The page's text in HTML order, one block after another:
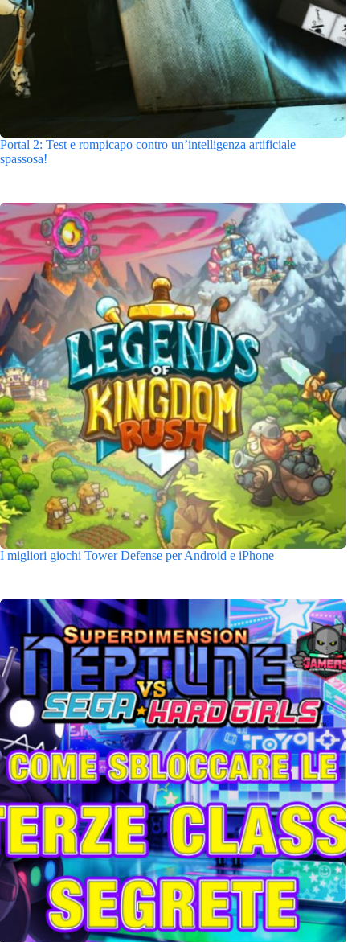
Portal 2: Test e rompicapo contro un’intelligenza artificiale
spassosa!
I migliori giochi Tower Defense per Android e iPhone